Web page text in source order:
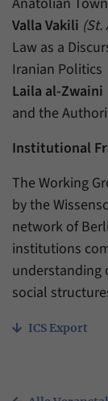
Valla Vakili (St.
Law as a
Iranian Politics
Laila al-Zwaini
and the
Institutional
The Working
by the
network of
institutions
understanding
social
ICS Export